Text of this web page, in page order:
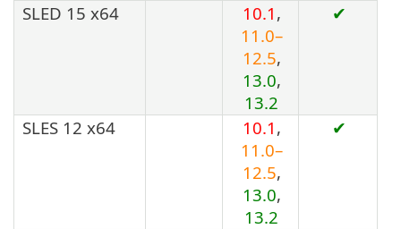
SLED 15 x64 10.1 ,
11.0–
12.5,
13.0,
13.2
✔
SLES 12 x64 10.1 ,
11.0–
12.5,
13.0,
13.2
✔